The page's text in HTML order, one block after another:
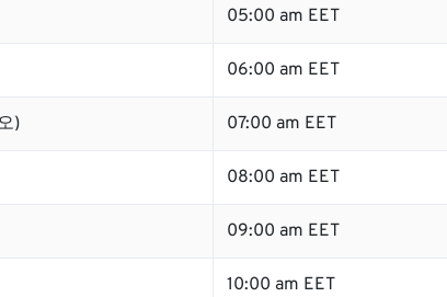
05:00 am EET
06:00 am EET
) 07:00 am EET
08:00 am EET
09:00 am EET
10:00 am EET